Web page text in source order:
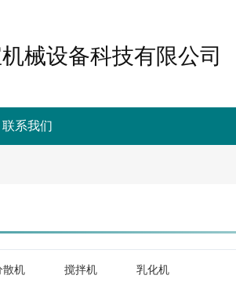
械设备科技有限公司
联系我们
散机 搅拌机 乳化机